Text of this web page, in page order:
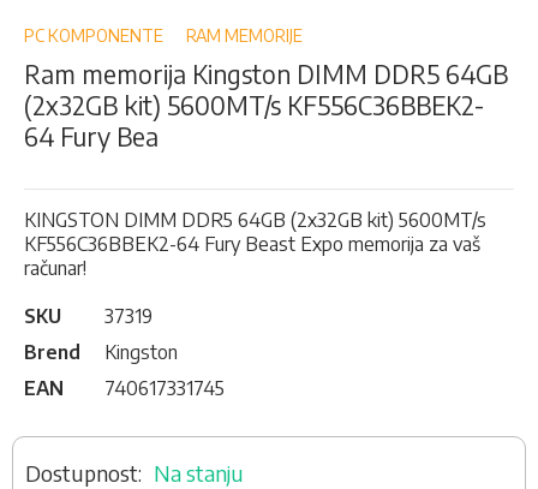
the
gallery
beginning
the
images
gallery
PC KOMPONENTE RAM MEMORIJE
Ram memorija Kingston DIMM DDR5 64GB
(2x32GB kit) 5600MT/s KF556C36BBEK2-
64 Fury Bea
KINGSTON DIMM DDR5 64GB (2x32GB kit) 5600MT/s
KF556C36BBEK2-64 Fury Beast Expo memorija za vaš
računar!
SKU
37319
Brend
Kingston
EAN
740617331745
Na stanju